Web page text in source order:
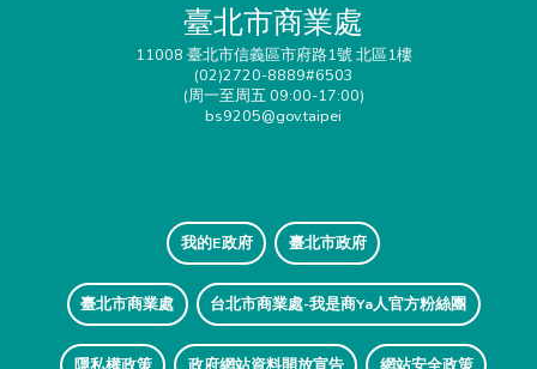
臺北市商業處
11008 臺北市信義區市府路1號 北區1樓
(02)2720-8889#6503
(周一至周五 09:00-17:00)
bs9205@gov.taipei
我的E政府 臺北市政府
臺北市商業處 台北市商業處-我是商Ya人官方粉絲團